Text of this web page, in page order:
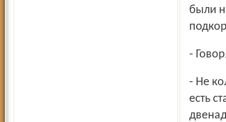
были
-
- Не коллекция, всего три. Есть нарезной карабин "Лось",
есть